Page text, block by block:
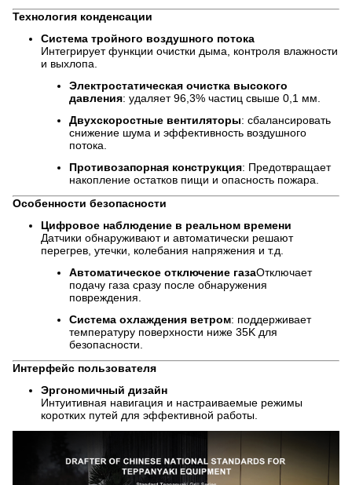
Технология конденсации
Система тройного воздушного потока
Интегрирует функции очистки дыма, контроля влажности
и выхлопа.
Электростатическая очистка высокого
давления: удаляет 96,3% частиц свыше 0,1 мм.
Двухскоростные вентиляторы: сбалансировать
снижение шума и эффективность воздушного
потока.
Противозапорная конструкция: Предотвращает
накопление остатков пищи и опасность пожара.
Особенности безопасности
Цифровое наблюдение в реальном времени
Датчики обнаруживают и автоматически решают
перегрев, утечки, колебания напряжения и т.д.
Автоматическое отключение газаОтключает
подачу газа сразу после обнаружения
повреждения.
Система охлаждения ветром: поддерживает
температуру поверхности ниже 35K для
безопасности.
Интерфейс пользователя
Эргономичный дизайн
Интуитивная навигация и настраиваемые режимы
коротких путей для эффективной работы.